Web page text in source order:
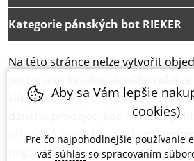
Kategorie pánských bot RIEKER
Na této stránce nelze vytvořit
kliku na daný produkt budete
daného prodejce, kde můžete
případně produkt objednat.
negarantujeme správnost fotek
Aby sa Vám lepšie
cookies)
Pre čo najpohodlnejšie používanie
váš súhlas so spracovaním